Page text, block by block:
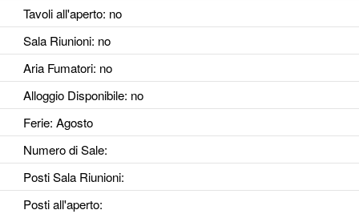
Tavoli all'aperto: no
Sala Riunioni: no
Aria Fumatori: no
Alloggio Disponibile: no
Ferie: Agosto
Numero di Sale:
Posti Sala Riunioni:
Posti all'aperto: